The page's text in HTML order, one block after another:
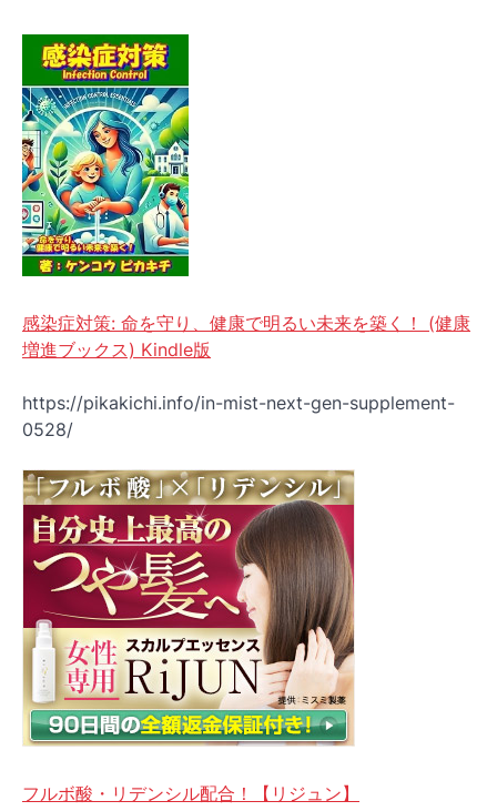
感染症対策: 命を守り、健康で明るい未来を築く！ (健康
増進ブックス) Kindle版
https://pikakichi.info/in-mist-next-gen-supplement-
0528/
フルボ酸・リデンシル配合！【リジュン】